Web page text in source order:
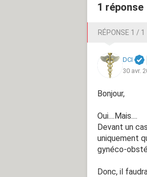
1 réponse
RÉPONSE 1 / 1
DCI
30 avr.
Bonjour,
Oui....Mais....
Devant un
uniquement
gynéco-
Donc, il